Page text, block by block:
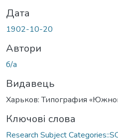
Дата
1902-10-20
Автори
б/а
Видавець
Харьков: Типография
Ключові слова
Research Subject